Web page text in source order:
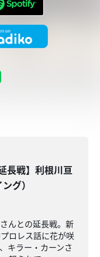
長戦】利根川亘
グ）
んとの延長戦。新
ロレス話に花が咲
キラー・カーンさ